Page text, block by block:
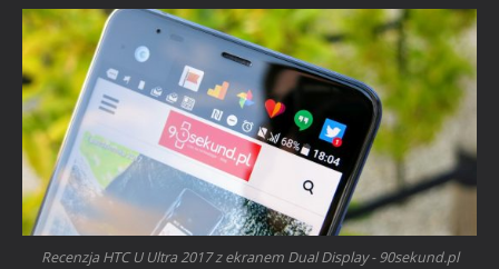
Recenzja HTC U Ultra 2017 z ekranem Dual Display - 90sekund.pl